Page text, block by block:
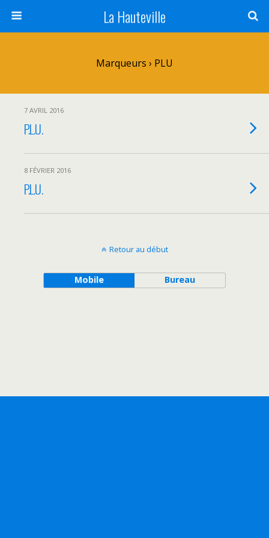
La Hauteville
Marqueurs › PLU
7 AVRIL 2016
P.L.U.
8 FÉVRIER 2016
P.L.U.
Retour au début
Mobile Bureau